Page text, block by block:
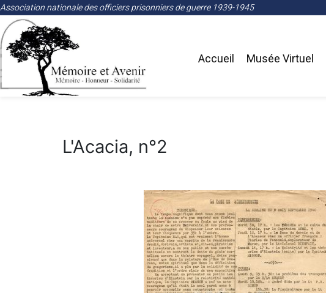
Association nationale des officiers prisonniers de guerre 1939-1945
Accueil Musée Virtuel
L'Acacia, n°2